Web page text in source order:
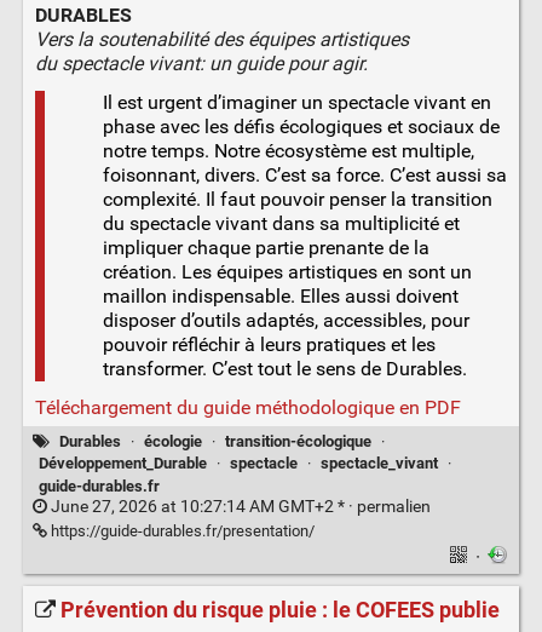
DURABLES
Vers la soutenabilité des équipes artistiques
du spectacle vivant: un guide pour agir.
Il est urgent d’imaginer un spectacle vivant en
phase avec les défis écologiques et sociaux de
notre temps. Notre écosystème est multiple,
foisonnant, divers. C’est sa force. C’est aussi sa
complexité. Il faut pouvoir penser la transition
du spectacle vivant dans sa multiplicité et
impliquer chaque partie prenante de la
création. Les équipes artistiques en sont un
maillon indispensable. Elles aussi doivent
disposer d’outils adaptés, accessibles, pour
pouvoir réfléchir à leurs pratiques et les
transformer. C’est tout le sens de Durables.
Téléchargement du guide méthodologique en PDF
Durables · écologie · transition-écologique ·
Développement_Durable
· spectacle · spectacle_vivant ·
guide-durables.fr
June 27, 2026 at 10:27:14 AM GMT+2 * · permalien
https://guide-durables.fr/presentation/
·
Prévention du risque pluie : le COFEES publie